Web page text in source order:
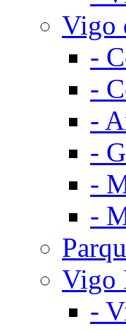
Vigo
-
-
-
-
-
-
Vigo
-